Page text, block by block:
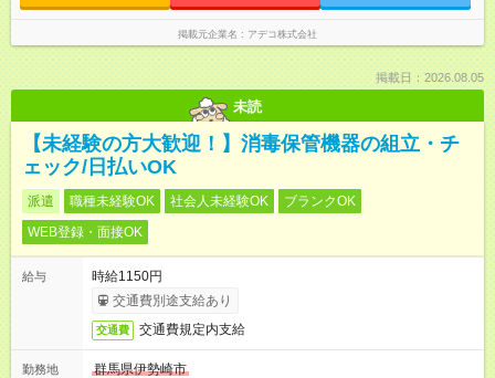
掲載元企業名 アデコ株式会社
掲載日：2026.08.05
未読
【未経験の方大歓迎！】消毒保管機器の組立・チ
ェック/日払いOK
派遣 職種未経験OK 社会人未経験OK
ブランクOK
WEB登録・面接OK
給与
時給1150円
交通費別途支給あり
交通費 交通費規定内支給
勤務地
群馬県伊勢崎市